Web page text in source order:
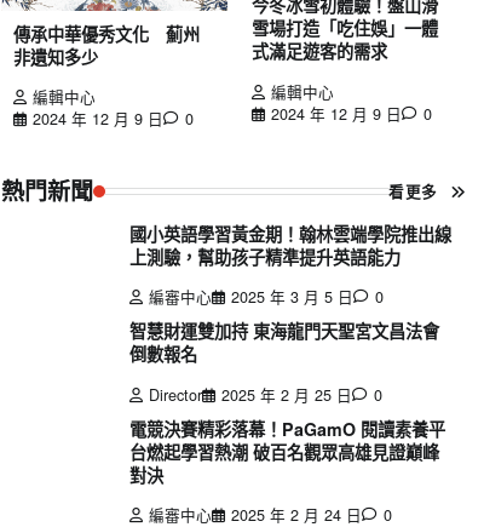
傳承中華優秀文化 薊州
非遺知多少
編輯中心
2024 年 12 月 9 日
0
今冬冰雪初體驗！盤山滑
雪場打造「吃住娛」一體
式滿足遊客的需求
編輯中心
2024 年 12 月 9 日
0
熱門新聞 看更多
國小英語學習黃金期！翰林雲端學院推出線
上測驗，幫助孩子精準提升英語能力
編審中心 2025 年 3 月 5 日 0
智慧財運雙加持 東海龍門天聖宮文昌法會
倒數報名
Director 2025 年 2 月 25 日 0
電競決賽精彩落幕！PaGamO 閱讀素養平
台燃起學習熱潮 破百名觀眾高雄見證巔峰
對決
編審中心 2025 年 2 月 24 日 0